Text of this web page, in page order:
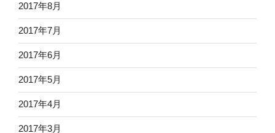
2017年8月
2017年7月
2017年6月
2017年5月
2017年4月
2017年3月